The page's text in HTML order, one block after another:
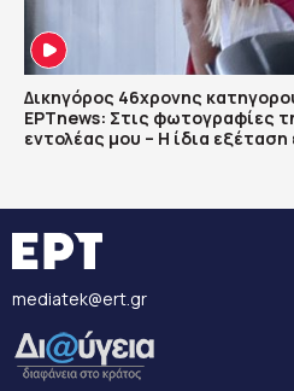
Δικηγόρος 46χρονης
ΕΡΤnews: Στις φωτογραφίες
εντολέας μου – Η ίδια εξέταση
mediatek@ert.gr